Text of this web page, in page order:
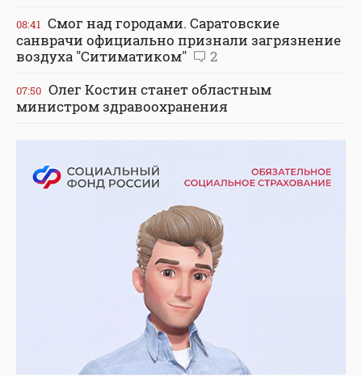
08:41 Смог над городами. Саратовские
санврачи официально признали загрязнение
воздуха "Ситиматиком"
2
07:50 Олег Костин станет областным
министром здравоохранения